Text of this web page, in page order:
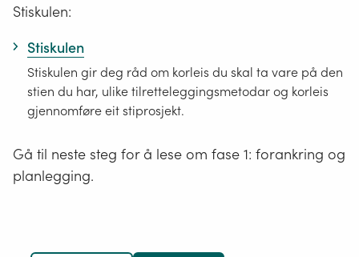
forankring, og siden prosessen og
medfølgende diskusjoner og vurderinger
er viktige, er dette et arbeid som
prosjekteier bør gjennomføre selv, eller i
Det kan imidlertid være aktuelt å styrke
Stiskulen:
Stiskulen
Stiskulen gir deg råd om korleis du skal ta vare på den
stien du har, ulike tilretteleggingsmetodar og korleis
gjennomføre eit stiprosjekt.
Gå til neste steg for å lese om fase 1: forankring og
planlegging.